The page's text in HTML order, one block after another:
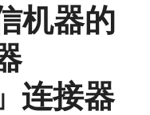
机器的
连接器